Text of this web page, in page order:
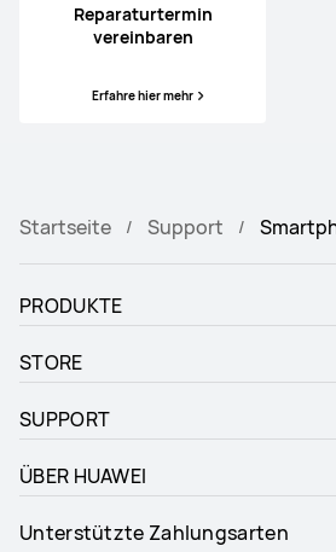
Reparaturtermin
vereinbaren
Erfahre hier mehr
Startseite Support
PRODUKTE
STORE
SUPPORT
ÜBER HUAWEI
Unterstützte Zahlungsarten